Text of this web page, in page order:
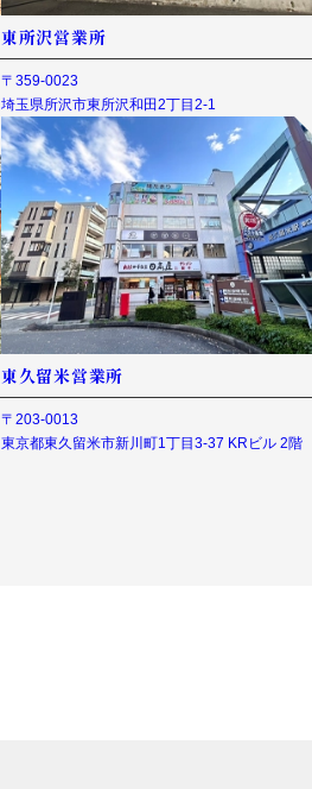
東所沢営業所
〒359-0023
埼玉県所沢市東所沢和田2丁目2-1
東久留米営業所
〒203-0013
東京都東久留米市新川町1丁目3-37 KRビル 2階